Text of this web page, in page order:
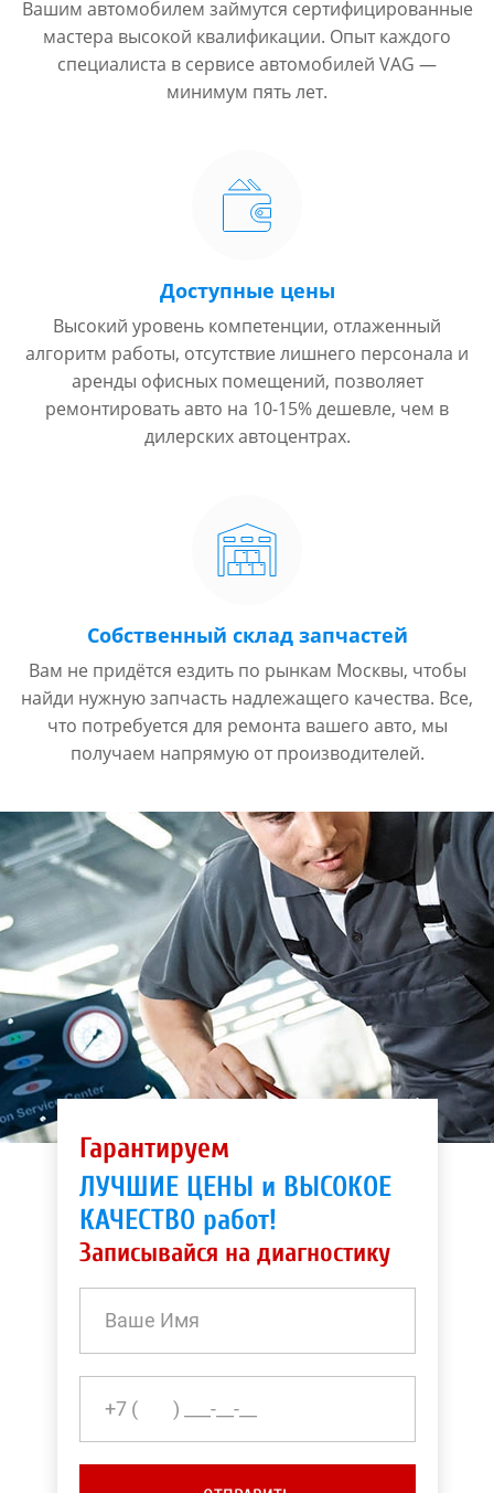
Вашим автомобилем займутся сертифицированные
мастера высокой квалификации. Опыт каждого
специалиста в сервисе автомобилей VAG —
минимум пять лет.
Доступные цены
Высокий уровень компетенции, отлаженный
алгоритм работы, отсутствие лишнего персонала и
аренды офисных помещений, позволяет
ремонтировать авто на 10-15% дешевле, чем в
дилерских автоцентрах.
Собственный склад запчастей
Вам не придётся ездить по рынкам Москвы, чтобы
найди нужную запчасть надлежащего качества. Все,
что потребуется для ремонта вашего авто, мы
получаем напрямую от производителей.
Гарантируем
ЛУЧШИЕ ЦЕНЫ и ВЫСОКОЕ
КАЧЕСТВО работ!
Записывайся на диагностику